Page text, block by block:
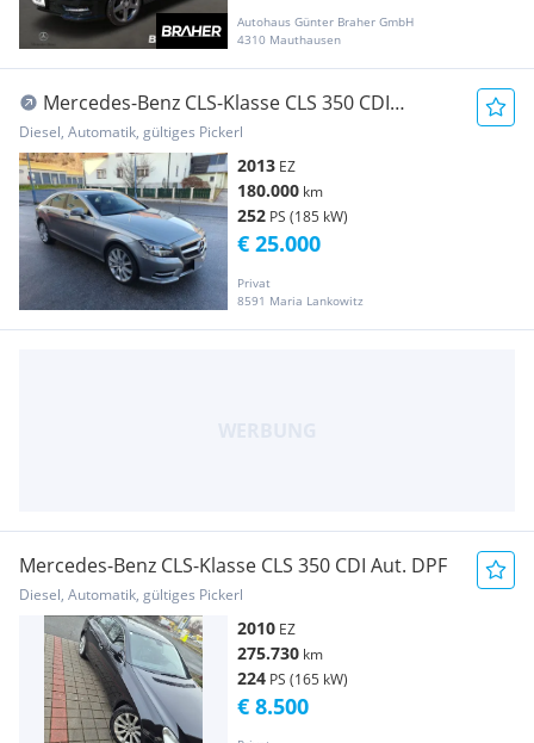
Autohaus Günter Braher GmbH
4310 Mauthausen
Mercedes-Benz CLS-Klasse CLS 350 CDI
BlueTEC 4MATIC Aut.
Diesel, Automatik, gültiges Pickerl
2013 EZ
180.000 km
252 PS (185 kW)
Privat
8591 Maria Lankowitz
€ 25.000
Mercedes-Benz CLS-Klasse CLS 350 CDI Aut. DPF
Diesel, Automatik, gültiges Pickerl
2010 EZ
275.730 km
224 PS (165 kW)
€ 8.500